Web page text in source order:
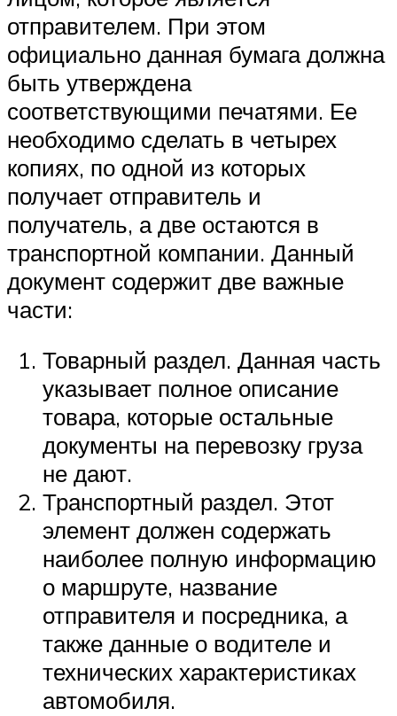
отправителем. При этом
официально данная бумага должна
быть утверждена
соответствующими печатями. Ее
необходимо сделать в четырех
копиях, по одной из которых
получает отправитель и
получатель, а две остаются в
транспортной компании. Данный
документ содержит две важные
части:
Товарный раздел. Данная часть
указывает полное описание
товара, которые остальные
документы на перевозку груза
не дают.
Транспортный раздел. Этот
элемент должен содержать
наиболее полную информацию
о маршруте, название
отправителя и посредника, а
также данные о водителе и
технических характеристиках
автомобиля.